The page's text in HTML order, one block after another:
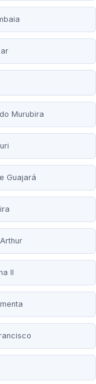
Murubira
Guajará
II